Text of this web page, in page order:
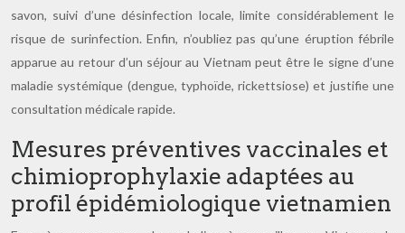
savon, suivi d’une désinfection locale, limite considérablement le
risque de surinfection. Enfin, n’oubliez pas qu’une éruption fébrile
apparue au retour d’un séjour au Vietnam peut être le signe d’une
maladie systémique (dengue, typhoïde, rickettsiose) et justifie une
consultation médicale rapide.
Mesures préventives vaccinales et
chimioprophylaxie adaptées au
profil épidémiologique vietnamien